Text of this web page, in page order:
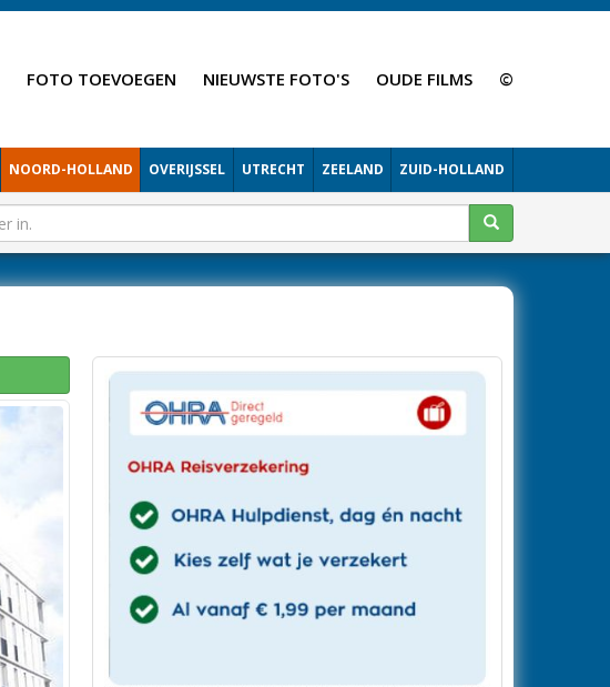
FOTO TOEVOEGEN NIEUWSTE FOTO'S OUDE FILMS ©
NOORD-HOLLAND OVERIJSSEL UTRECHT ZEELAND ZUID-HOLLAND